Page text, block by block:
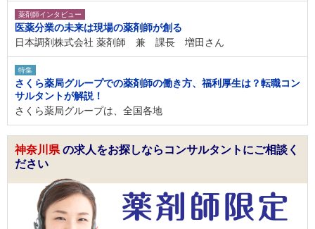
薬剤師インタビュー
医薬分業の未来は現場の薬剤師が創る
日本調剤株式会社 薬剤師 兼 課長 増田さん
特集
さくら薬局グループでの薬剤師の働き方、福利厚生は？転職コン
サルタントが解説！
さくら薬局グループは、全国各地
神奈川県 の求人をお探しならコンサルタントにご相談く
ださい